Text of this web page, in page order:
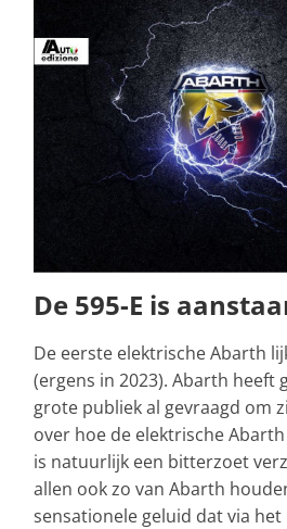
De 595-E is
De eerste elektrische Abarth
(ergens in 2023). Abarth heeft
grote publiek al gevraagd om
over hoe de elektrische
is natuurlijk een bitterzoet
allen ook zo van Abarth
sensationele geluid dat via